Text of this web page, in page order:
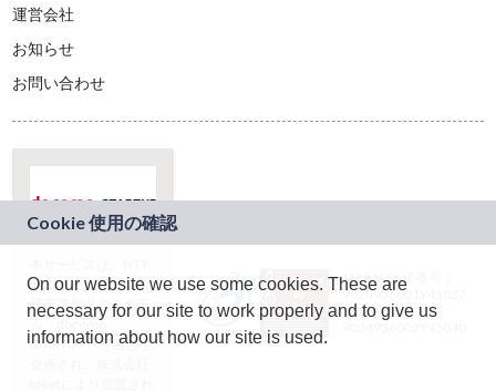
運営会社
お知らせ
お問い合わせ
ドコモグループの新
規事業創出プログラ
ム「docomo
STARTUP」を通じて
JASRAC許諾番号：
9024936001Y45037
JASRAC許諾番号：
On our website we use some cookies. These are
necessary for our site to work properly and to give us
information about how our site is used.